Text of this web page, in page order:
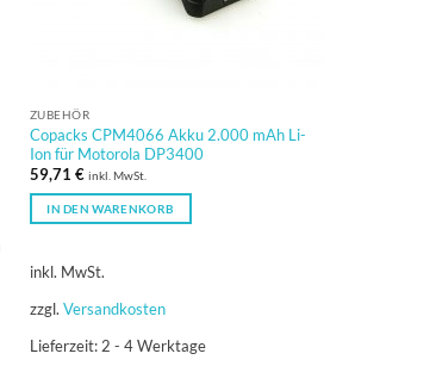
ZUBEHÖR
Copacks CPM4066 Akku 2.000 mAh Li-
Ion für Motorola DP3400
59,71 € inkl. MwSt.
IN DEN WARENKORB
inkl. MwSt.
zzgl. Versandkosten
Lieferzeit: 2 - 4 Werktage